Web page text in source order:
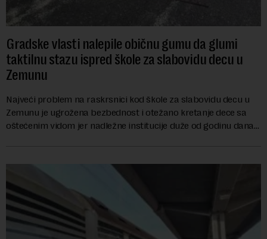
Gradske vlasti nalepile običnu gumu da glumi
taktilnu stazu ispred škole za slabovidu decu u
Zemunu
Najveći problem na raskrsnici kod škole za slabovidu decu u
Zemunu je ugrožena bezbednost i otežano kretanje dece sa
oštećenim vidom jer nadležne institucije duže od godinu dana